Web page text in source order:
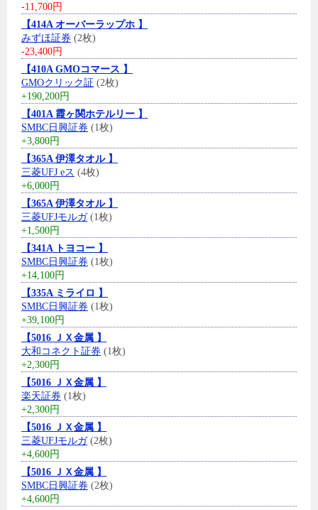
-11,700円
【414A オーバーラップホ 】
みずほ証券 (2枚)
-23,400円
【410A GMOコマース 】
GMOクリック証 (2枚)
+190,200円
【401A 霞ヶ関ホテルリー 】
SMBC日興証券 (1枚)
+3,800円
【365A 伊澤タオル 】
三菱UFJ eス (4枚)
+6,000円
【365A 伊澤タオル 】
三菱UFJモルガ(1枚)
+1,500円
【341A トヨコー 】
SMBC日興証券 (1枚)
+14,100円
【335A ミライロ 】
SMBC日興証券 (1枚)
+39,100円
【5016 ＪＸ金属 】
大和コネクト証券 (1枚)
+2,300円
【5016 ＪＸ金属 】
楽天証券 (1枚)
+2,300円
【5016 ＪＸ金属 】
三菱UFJモルガ(2枚)
+4,600円
【5016 ＪＸ金属 】
SMBC日興証券 (2枚)
+4,600円